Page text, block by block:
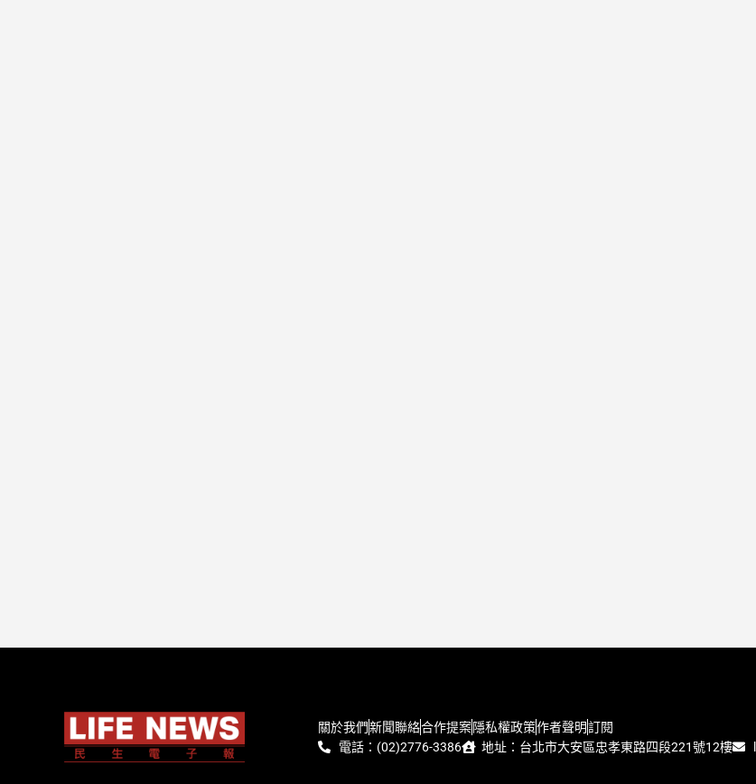
關於我們新聞聯絡合作提案隱私權政策作者聲明訂閱
電話：(02)2776-3386
地址：台北市大安區忠孝東路四段221號12樓